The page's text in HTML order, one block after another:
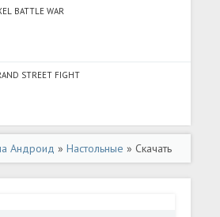
BATTLE WAR
STREET FIGHT
Андроид »Настольные » Скачать
пять в ряд (Разблокировано все)